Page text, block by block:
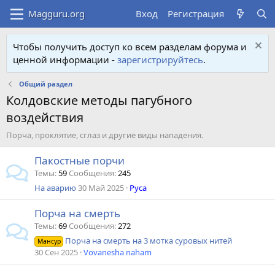
Вход Регистрация
Чтобы получить доступ ко всем разделам форума и
ценной информации - зарегистрируйтесь.
Общий раздел
Колдовские методы пагубного
воздействия
Порча, проклятие, сглаз и другие виды нападения.
Пакостные порчи
Темы 59 Сообщения 245
На аварию30 Май 2025 Руса
Порча на смерть
Темы 69 Сообщения 272
Мансур Порча на смерть на 3 мотка суровых нитей
30 Сен 2025 Vovanesha naham